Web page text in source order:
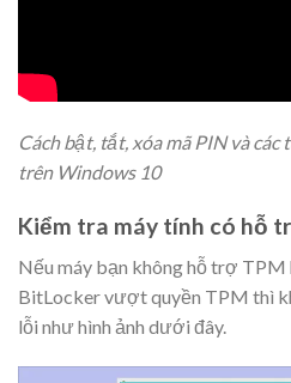
Cách bật, tắt, xóa mã PIN và
trên Windows 10
Kiểm tra máy tính có hỗ
Nếu máy bạn không hỗ trợ TPM
BitLocker vượt quyền TPM thì
lỗi như hình ảnh dưới đây.